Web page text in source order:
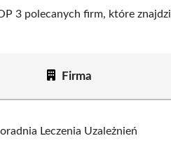
3 polecanych firm, które
Firma
Leczenia Uzależnień